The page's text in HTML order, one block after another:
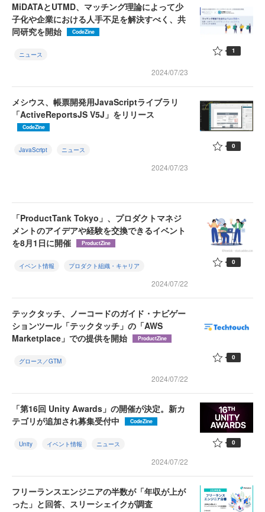
MiDATAとUTMD、マッチング理論によって少
子化や企業における人手不足を解決すべく、共
同研究を開始
CodeZine
ニュース
2024/07/23
1
メシウス、帳票開発用JavaScriptライブラリ
「ActiveReportsJS V5J」をリリース
CodeZine
JavaScript ニュース
2024/07/23
0
「ProductTank Tokyo」、プロダクトマネジ
メントのアイデアや経験を交換できるイベント
を8月1日に開催
ProductZine
イベント情報 プロダクト組織・キャリア
2024/07/22
0
テックタッチ、ノーコードのガイド・ナビゲー
ションツール「テックタッチ」の「AWS
Marketplace」での提供を開始
ProductZine
グロース／GTM
2024/07/22
0
「第16回 Unity Awards」の開催が決定。新カ
テゴリが追加され募集受付中
CodeZine
Unity イベント情報 ニュース
2024/07/22
0
フリーランスエンジニアの半数が「年収が上が
った」と回答、スリーシェイクが調査